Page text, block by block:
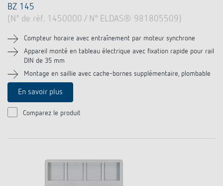
BZ 145
(N° de réf. 1450000 / N° ELDAS® 981805509)
Compteur horaire avec entraînement par moteur synchrone
Appareil monté en tableau électrique avec fixation rapide pour rail
DIN de 35 mm
Montage en saillie avec cache-bornes supplémentaire, plombable
En savoir plus
Comparez le produit